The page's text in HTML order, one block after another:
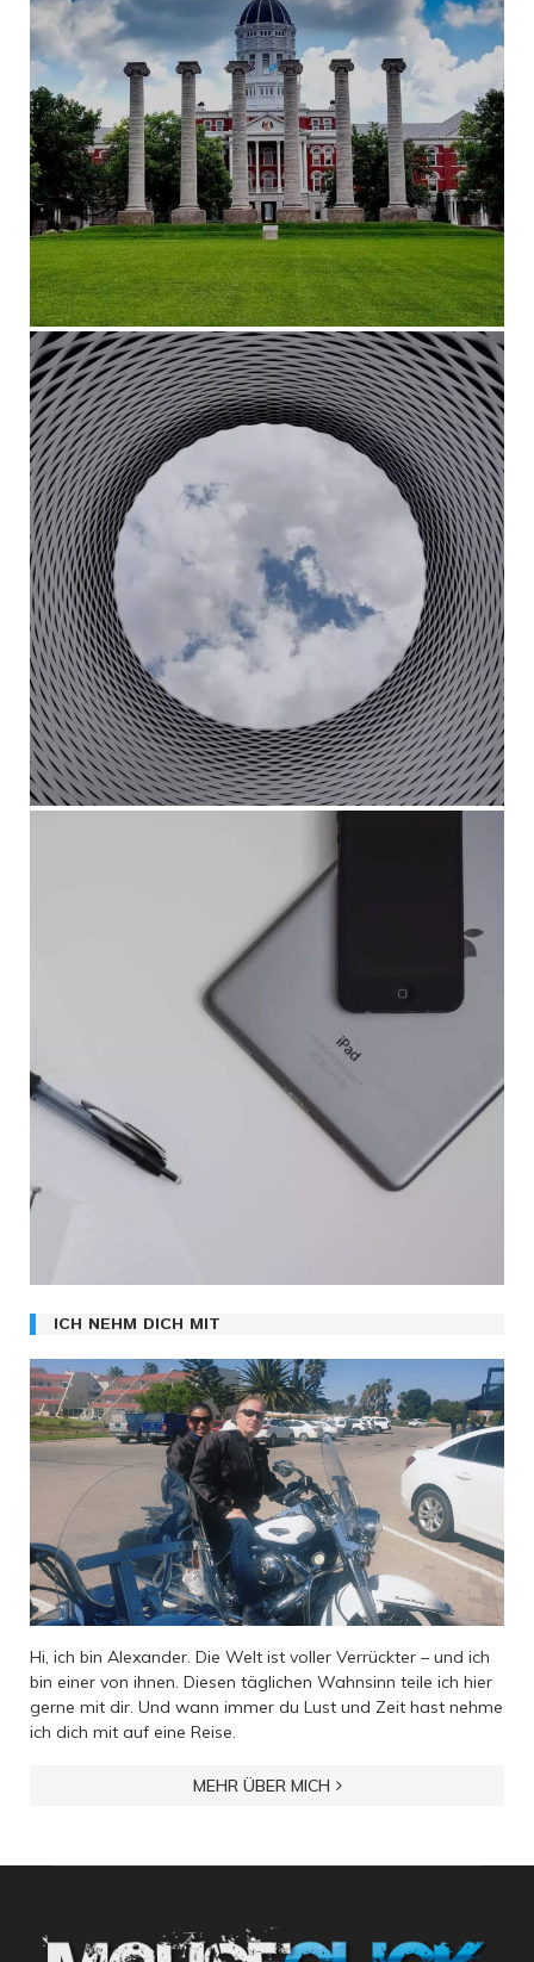
ICH NEHM DICH MIT
Hi, ich bin Alexander. Die Welt ist voller Verrückter – und ich
bin einer von ihnen. Diesen täglichen Wahnsinn teile ich hier
gerne mit dir. Und wann immer du Lust und Zeit hast nehme
ich dich mit auf eine Reise.
MEHR ÜBER MICH